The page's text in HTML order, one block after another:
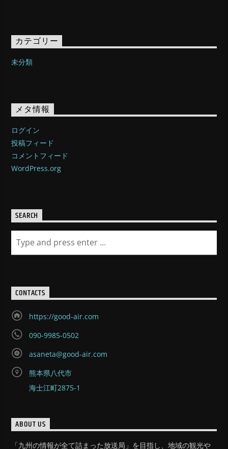
カテゴリー
未分類
メタ情報
ログイン
投稿フィード
コメントフィード
WordPress.org
SEARCH
CONTACTS
https://good-air.com
090-9985-0502
asaneta@good-air.com
熊本県八代市
海士江町2875-1
ABOUT US
「九州の情報が全て詰まった放送局」を目指し、地域の観光や